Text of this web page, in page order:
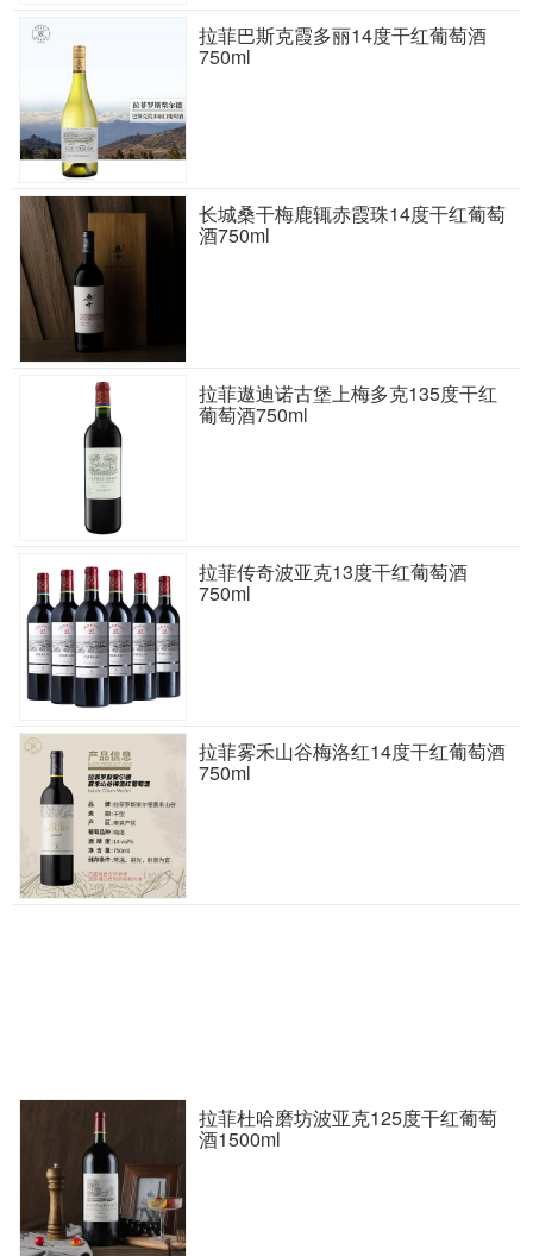
拉菲巴斯克霞多丽14度干红葡萄酒
750ml
长城桑干梅鹿辄赤霞珠14度干红葡萄
酒750ml
拉菲遨迪诺古堡上梅多克135度干红
葡萄酒750ml
拉菲传奇波亚克13度干红葡萄酒
750ml
拉菲雾禾山谷梅洛红14度干红葡萄酒
750ml
拉菲杜哈磨坊波亚克125度干红葡萄
酒1500ml